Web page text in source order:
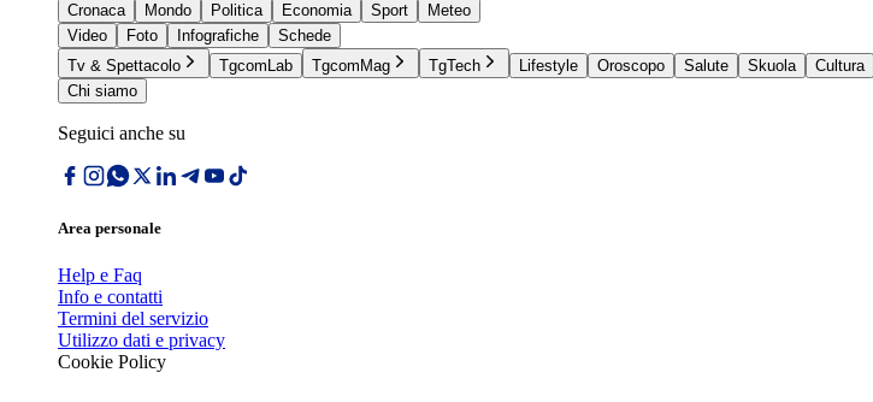
Cronaca
Mondo Politica Economia Sport
Meteo
Video
Foto Infografiche
Schede
Tv & Spettacolo
TgcomLab TgcomMag TgTech Lifestyle Oroscopo Salute Skuola Cultura
Chi siamo
Seguici anche su
Area personale
Help e Faq
Info e contatti
Termini del servizio
Utilizzo dati e privacy
Cookie Policy